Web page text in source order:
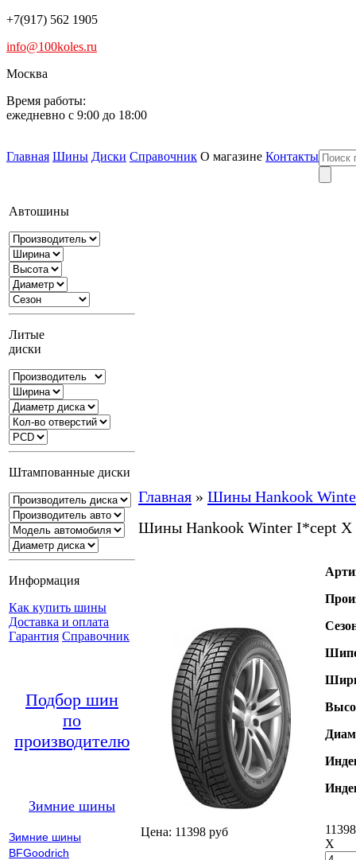
+7(917) 562 1905
info@100koles.ru
Москва
Время работы:
ежедневно с 9:00 до 18:00
Главная Шины Диски Справочник О магазине Контакты
Автошины
Литые
диски
Штампованные диски
Информация
Как купить шины
Доставка и оплата
Гарантия Справочник
Подбор шин
по
производителю
Зимние шины
Зимние шины
BFGoodrich
Главная » Шины Hankook
Шины Hankook Winter I*cept X
Цена: 11398 руб
X